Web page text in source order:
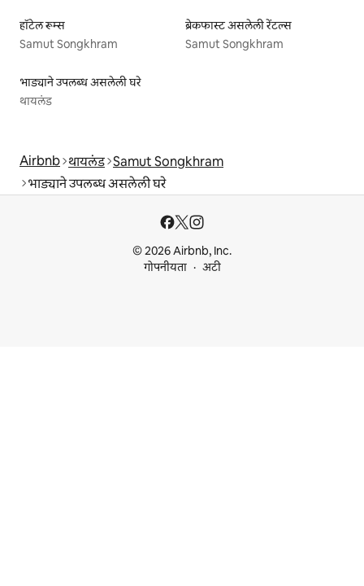
हॉटेल रूम्स
Samut Songkhram
ब्रेकफास्ट असलेली रेंटल्स
Samut Songkhram
भाड्याने उपलब्ध असलेली घरे
थायलंड
Airbnb थायलंड Samut Songkhram
भाड्याने उपलब्ध असलेली घरे
© 2026 Airbnb, Inc.
गोपनीयता
अटी